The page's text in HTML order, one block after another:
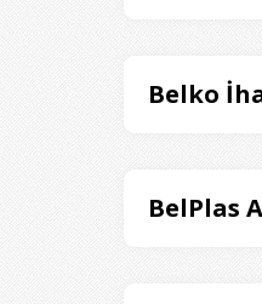
Belko
BelPlas